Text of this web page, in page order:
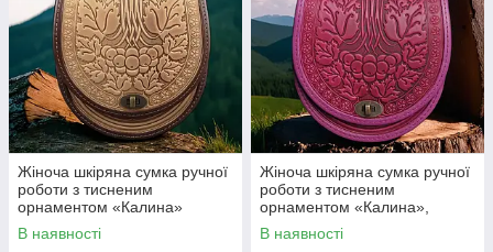
Жіноча шкіряна сумка ручної
роботи з тисненим
орнаментом «Калина»
бежево-коричнева сумка з
натуральної шкіри, 20*21*8
В наявності
Жіноча шкіряна сумка ручної
роботи з тисненим
орнаментом «Калина»,
рожева сумка з натуральної
шкіри, 20*21*8 см
В наявності